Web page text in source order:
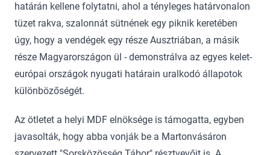
határán kellene folytatni, ahol a tényleges határvonalon
tüzet rakva, szalonnát sütnének egy piknik keretében
úgy, hogy a vendégek egy része Ausztriában, a másik
része Magyarországon ül - demonstrálva az egyes kelet-
európai országok nyugati határain uralkodó állapotok
különbözőségét.
Az ötletet a helyi MDF elnöksége is támogatta, egyben
javasolták, hogy abba vonják be a Martonvásáron